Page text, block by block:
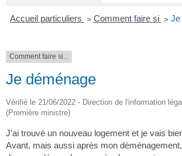
Accueil particuliers > Comment faire si > Je
Comment faire si...
Je déménage
Vérifié le 21/06/2022 - Direction de l'information
(Première ministre)
J'ai trouvé un nouveau logement et je vais
Avant, mais aussi après mon